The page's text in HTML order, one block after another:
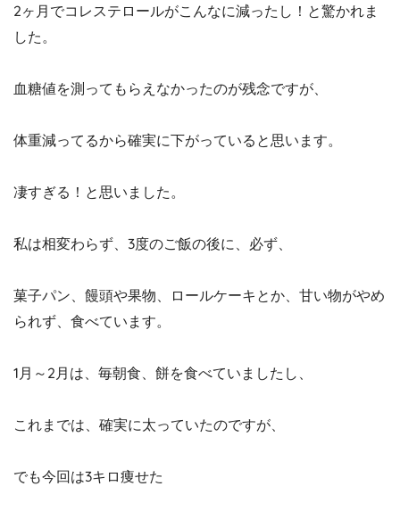
2ヶ月でコレステロールがこんなに減ったし！と驚かれま
した。
血糖値を測ってもらえなかったのが残念ですが、
体重減ってるから確実に下がっていると思います。
凄すぎる！と思いました。
私は相変わらず、3度のご飯の後に、必ず、
菓子パン、饅頭や果物、ロールケーキとか、甘い物がやめ
られず、食べています。
1月～2月は、毎朝食、餅を食べていましたし、
これまでは、確実に太っていたのですが、
でも今回は3キロ痩せた